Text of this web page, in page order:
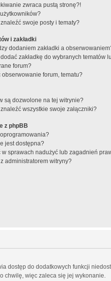
zwraca pustą stronę?!
swoje posty i tematy?
i zakładki
dodaniem zakładki a
zakładkę do wybranych tematów
forum?
forum, tematu?
są dozwolone na tej witrynie?
wszystkie swoje załączniki?
z phpBB
jest dostępna?
w sprawach nadużyć lub zagadnień
administratorem witryny?
dostęp do dodatkowych funkcji
chwilę, więc zaleca się jej wykonanie.